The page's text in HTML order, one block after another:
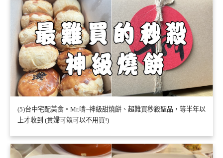
(5)台中宅配美食。Mr.啃~神級甜燒餅、超難買秒殺聖品，等半年以
上才收到 (貴婦可頌可以不用買!)